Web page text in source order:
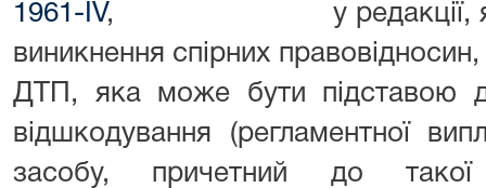
1961-IV, у редакції, яка
виникнення спірних
ДТП, яка може бути підставою
відшкодування (регламентної
засобу, причетний до такої